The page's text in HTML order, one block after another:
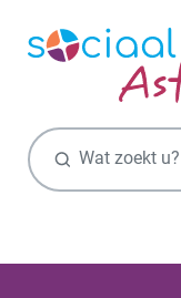
Zoekfunctie